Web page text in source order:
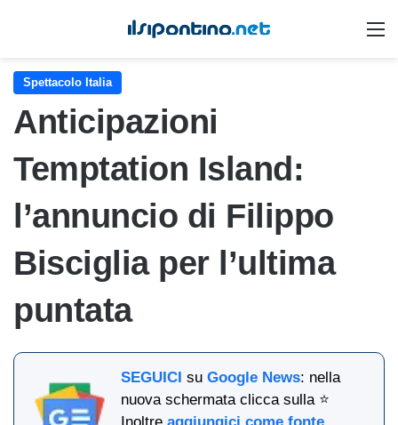
Spettacolo Italia
Anticipazioni
Temptation Island:
l’annuncio di Filippo
Bisciglia per l’ultima
puntata
SEGUICI suGoogle News: nella
nuova schermata clicca sulla ⭐